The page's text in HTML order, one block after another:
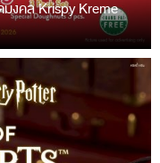
งคล Krispy Kreme